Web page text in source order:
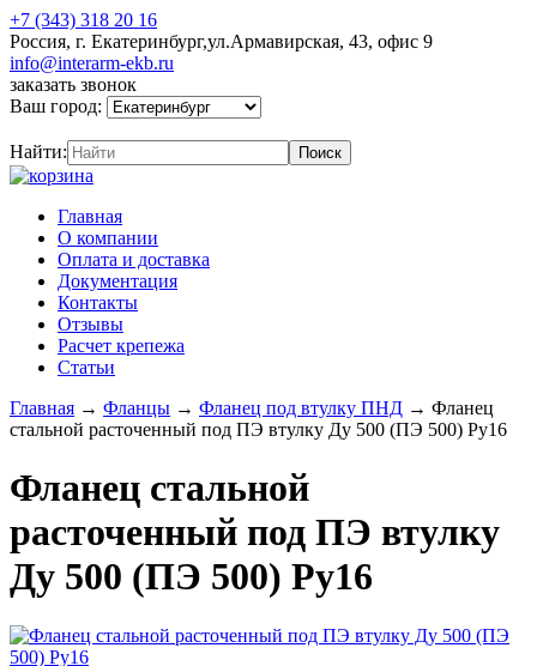
+7 (343) 318 20 16
Россия, г. Екатеринбург,ул.Армавирская, 43, офис 9
info@interarm-ekb.ru
заказать звонок
Ваш город:
Найти:
Главная
О компании
Оплата и доставка
Документация
Контакты
Отзывы
Расчет крепежа
Статьи
Главная → Фланцы → Фланец под втулку ПНД → Фланец
стальной расточенный под ПЭ втулку Ду 500 (ПЭ 500) Ру16
Фланец стальной
расточенный под ПЭ втулку
Ду 500 (ПЭ 500) Ру16